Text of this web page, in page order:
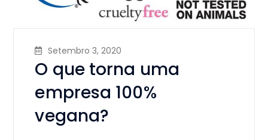
Setembro 3, 2020
O que torna uma
empresa 100%
vegana?